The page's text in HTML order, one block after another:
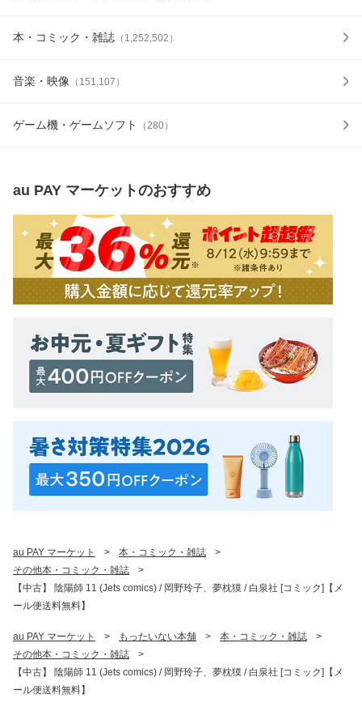
本・コミック・雑誌 （ 1,252,502 ）
音楽・映像 （ 151,107 ）
ゲーム機・ゲームソフト （280）
au PAY マーケットのおすすめ
au PAY マーケット > 本・コミック・雑誌
>
その他本・コミック・雑誌
>
【中古】 陰陽師 11 (Jets comics) / 岡野玲子、夢枕獏 / 白泉社 [コミック]【メ
ール便送料無料】
au PAY マーケット > もったいない本舗 > 本・コミック・雑誌
>
その他本・コミック・雑誌
>
【中古】 陰陽師 11 (Jets comics) / 岡野玲子、夢枕獏 / 白泉社 [コミック]【メ
ール便送料無料】